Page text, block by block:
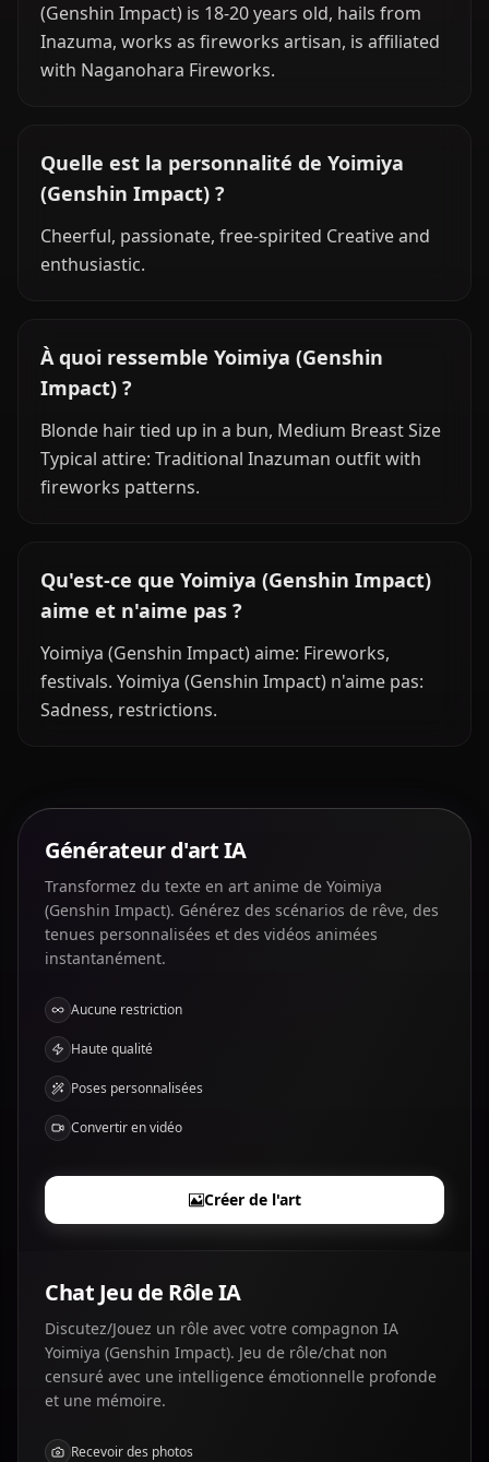
(Genshin Impact) is 18-20 years old, hails from
Inazuma, works as fireworks artisan, is affiliated
with Naganohara Fireworks.
Quelle est la personnalité de Yoimiya
(Genshin Impact) ?
Cheerful, passionate, free-spirited Creative and
enthusiastic.
À quoi ressemble Yoimiya (Genshin
Impact) ?
Blonde hair tied up in a bun, Medium Breast Size
Typical attire: Traditional Inazuman outfit with
fireworks patterns.
Qu'est-ce que Yoimiya (Genshin Impact)
aime et n'aime pas ?
Yoimiya (Genshin Impact) aime: Fireworks,
festivals. Yoimiya (Genshin Impact) n'aime pas:
Sadness, restrictions.
Générateur d'art IA
Transformez du texte en art anime de Yoimiya
(Genshin Impact). Générez des scénarios de rêve, des
tenues personnalisées et des vidéos animées
instantanément.
Aucune restriction
Haute qualité
Poses personnalisées
Convertir en vidéo
Créer de l'art
Chat Jeu de Rôle IA
Discutez/Jouez un rôle avec votre compagnon IA
Yoimiya (Genshin Impact). Jeu de rôle/chat non
censuré avec une intelligence émotionnelle profonde
et une mémoire.
Recevoir des photos